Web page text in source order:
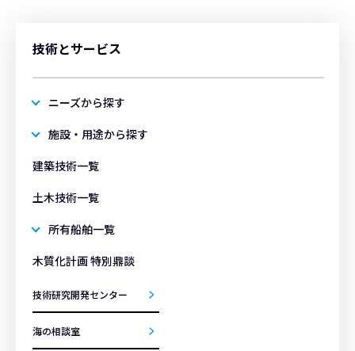
技術とサービス
ニーズから探す
施設・用途から探す
建築技術一覧
土木技術一覧
所有船舶一覧
木質化計画 特別鼎談
技術研究開発センター
海の相談室